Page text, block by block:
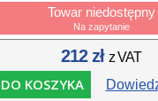
Towar niedostępny
Na zapytanie
212 złz VAT
DO KOSZYKA